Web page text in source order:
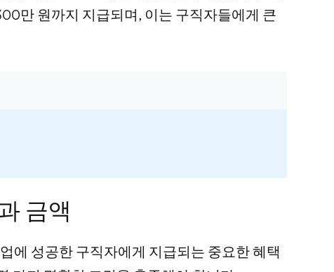
만 원까지 지급되며, 이는 구직자들에게 큰
금액
에 성공한 구직자에게 지급되는 중요한 혜택